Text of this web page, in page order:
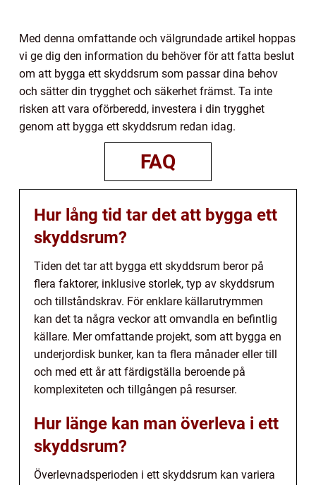
Med denna omfattande och välgrundade artikel hoppas
vi ge dig den information du behöver för att fatta beslut
om att bygga ett skyddsrum som passar dina behov
och sätter din trygghet och säkerhet främst. Ta inte
risken att vara oförberedd, investera i din trygghet
genom att bygga ett skyddsrum redan idag.
FAQ
Hur lång tid tar det att bygga ett
skyddsrum?
Tiden det tar att bygga ett skyddsrum beror på
flera faktorer, inklusive storlek, typ av skyddsrum
och tillståndskrav. För enklare källarutrymmen
kan det ta några veckor att omvandla en befintlig
källare. Mer omfattande projekt, som att bygga en
underjordisk bunker, kan ta flera månader eller till
och med ett år att färdigställa beroende på
komplexiteten och tillgången på resurser.
Hur länge kan man överleva i ett
skyddsrum?
Överlevnadsperioden i ett skyddsrum kan variera